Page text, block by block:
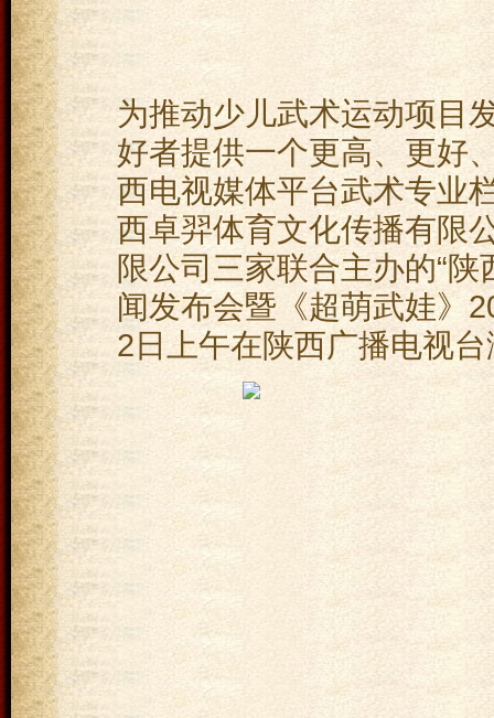
为推动少儿武术运动项目
好者提供一个更高、更好
西电视媒体平台武术专业
西卓羿体育文化传播有限
限公司三家联合主办的“
闻发布会暨《超萌武娃》
2日上午在陕西广播电视